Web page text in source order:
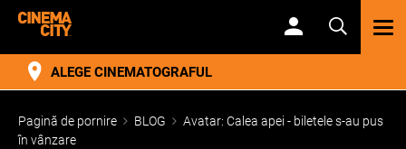
ALEGE CINEMATOGRAFUL
Pagină de pornire BLOG
Avatar: Calea apei - biletele s-au pus
în vânzare